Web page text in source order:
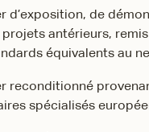
d’exposition, de
projets antérieurs,
équivalents au
reconditionné
spécialisés